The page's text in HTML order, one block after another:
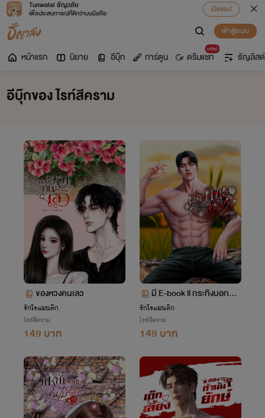
Tunwalai ธัญวลัย
เพื่อประสบการณ์ที่ดีกว่าบนมือถือ
เปิดแอป
เข้าสู่ระบบ
หน้าแรก นิยาย อีบุ๊ก การ์ตูน
มาใหม่
ดรีมแชท ธัญลิสต์
อีบุ๊กของ ไรท์สีคราม
ของหวงคนเลว
รักโรแมนติก
ไรท์สีคราม
149 บาท
มี E-book ll กระทิงบอกว่า
จะไม่รักเมีย
รักโรแมนติก
ไรท์สีคราม
149 บาท